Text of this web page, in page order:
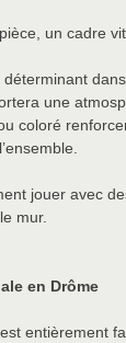
un cadre
une
coloré
jouer avec
mur.
en Drôme
entièrement